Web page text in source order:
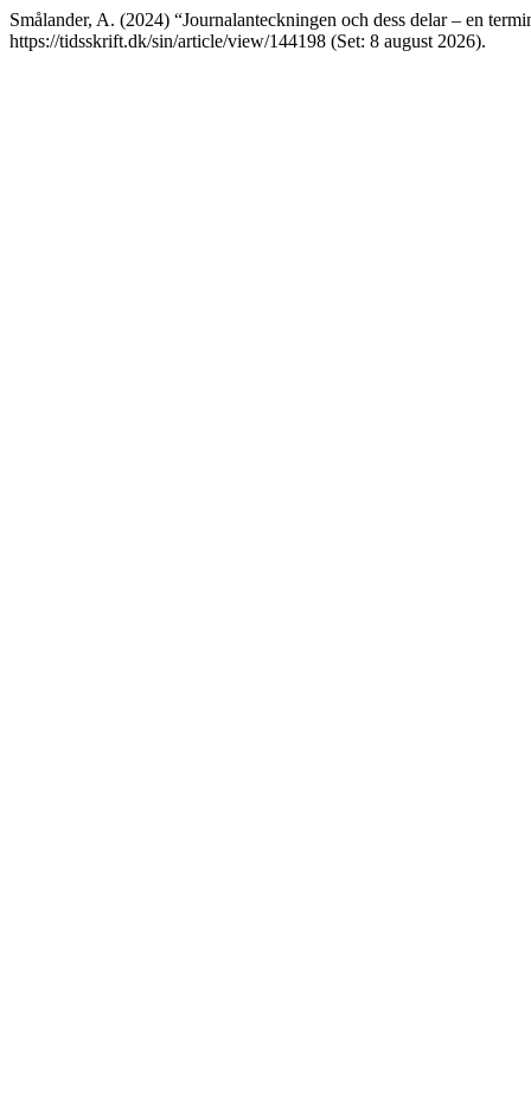
Smålander, A. (2024) “Journalanteckningen och dess delar – en
https://tidsskrift.dk/sin/article/view/144198 (Set: 8 august 2026).